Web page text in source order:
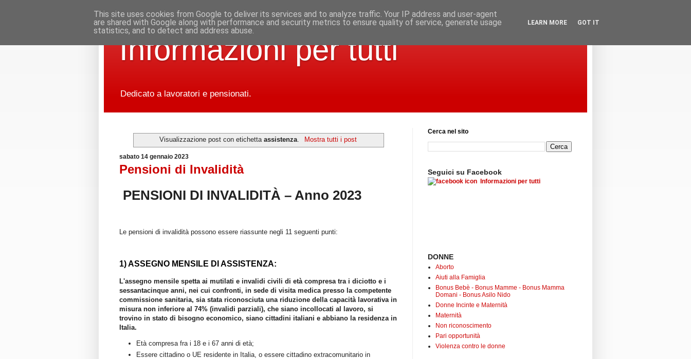
Informazioni per tutti
Dedicato a lavoratori e pensionati.
Visualizzazione post con etichettaassistenza. Mostra tutti i post
sabato 14 gennaio 2023
Pensioni di Invalidità
PENSIONI DI INVALIDITÀ – Anno 2023
Le pensioni di invalidità possono essere riassunte negli 11 seguenti punti:
1) ASSEGNO MENSILE DI ASSISTENZA:
L'assegno mensile spetta ai mutilati e invalidi civili di età compresa tra i diciotto e i
sessantacinque anni, nei cui confronti, in sede di visita medica presso la competente
commissione sanitaria, sia stata riconosciuta una riduzione della capacità lavorativa in
misura non inferiore al 74% (invalidi parziali), che siano incollocati al lavoro, si
trovino in stato di bisogno economico, siano cittadini italiani e abbiano la residenza in
Italia.
Età compresa fra i 18 e i 67 anni di età;
Essere cittadino o UE residente in Italia, o essere cittadino extracomunitario in
Cerca nel sito
Seguici su Facebook
Informazioni per tutti
DONNE
Aborto
Aiuti alla Famiglia
Bonus Bebè - Bonus Mamme - Bonus Mamma
Domani - Bonus Asilo Nido
Donne Incinte e Maternità
Maternità
Non riconoscimento
Pari opportunità
Violenza contro le donne
This site uses cookies from Google to deliver its services and to analyze traffic. Your IP address and user-agent
are shared with Google along with performance and security metrics to ensure quality of service, generate usage
statistics, and to detect and address abuse.
LEARN MORE GOT IT